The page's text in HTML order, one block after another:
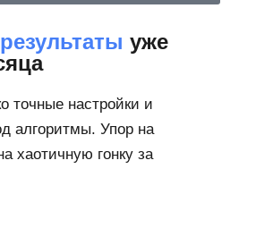
уже
точные настройки и
алгоритмы. Упор на
хаотичную гонку за